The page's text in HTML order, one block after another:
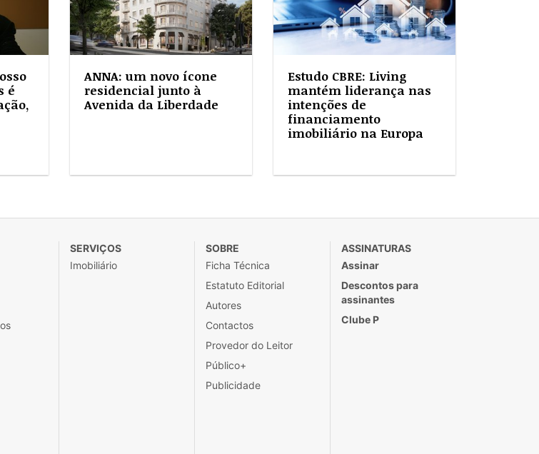
é
ANNA: um novo ícone
residencial junto à
Avenida da Liberdade
Estudo CBRE: Living
mantém liderança nas
intenções de
financiamento
imobiliário na Europa
SERVIÇOS
Imobiliário
SOBRE
Ficha Técnica
Estatuto Editorial
Autores
Contactos
Provedor do Leitor
Público+
Publicidade
ASSINATURAS
Assinar
Descontos para
assinantes
Clube P